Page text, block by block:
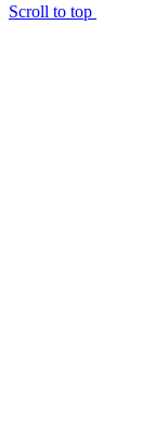
Scroll to top